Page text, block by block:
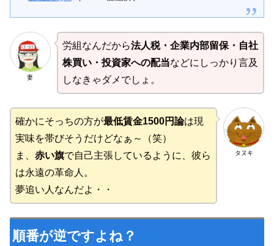
妻
労組なんだから法人税・企業内部留保・自社
株買い・投資家への配当などにしっかり言及
しなきゃダメでしょ。
タヌキ
確かにそっちの方が最低賃金1500円論は現
実味を帯びそうだけどなぁ～（笑）
ま、 赤い旗で自己主張しているように、彼ら
は永遠の革命人。
夢追い人なんだよ・・
順番が逆ですよね？